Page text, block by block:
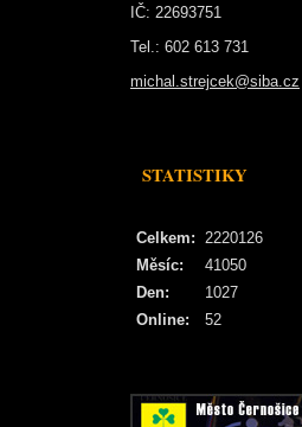
IČ: 22693751
Tel.: 602 613 731
michal.strejcek@siba.cz
STATISTIKY
Online: 52
Celkem: 2220126
Měsíc:
41050
Den:
1027